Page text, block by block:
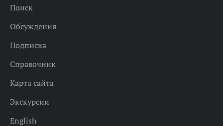
Поиск
Обсуждения
Подписка
Справочник
Карта сайта
Экскурсии
English